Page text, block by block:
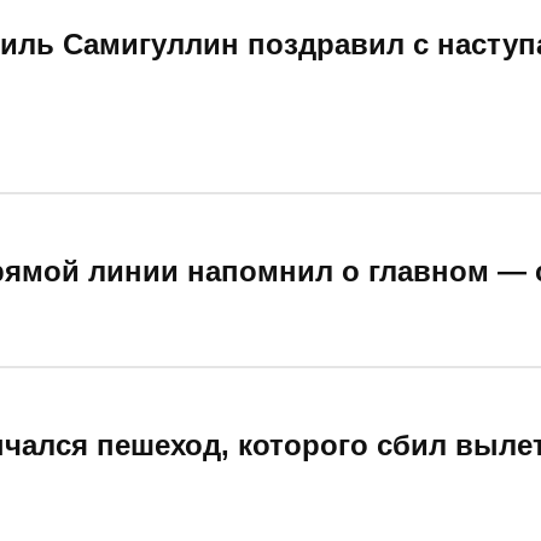
Самигуллин поздравил с
линии напомнил о главном —
пешеход, которого сбил